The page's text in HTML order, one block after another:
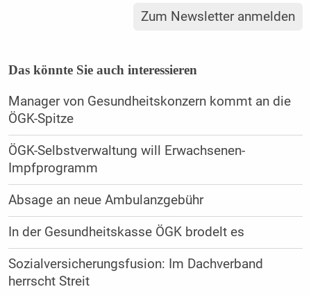
Zum Newsletter anmelden
Das könnte Sie auch interessieren
Manager von Gesundheitskonzern kommt an die
ÖGK-Spitze
ÖGK-Selbstverwaltung will Erwachsenen-
Impfprogramm
Absage an neue Ambulanzgebühr
In der Gesundheitskasse ÖGK brodelt es
Sozialversicherungsfusion: Im Dachverband
herrscht Streit